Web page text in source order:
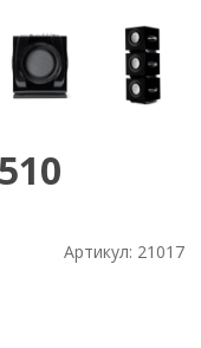
Артикул: 21017